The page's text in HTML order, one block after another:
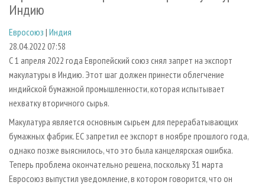
ЛЕСОПИЛЕНИЕ
СУШКА ДРЕВЕСИНЫ
ПРОИЗВОДСТВО ДРЕВЕСНЫХ ПЛИТ
ДЕРЕВЯННОЕ ДОМОСТРОЕНИЕ
ПРОИЗВОДСТВО МЕБЕЛИ
БИОЭНЕРГЕТИКА
ЦБП
ИНСТРУМЕНТ И МАТЕРИАЛЫ
НОВОСТИ ЖУРНАЛА
ПРЕДПРИЯТИЯ ЛПК
ПЕРСОНЫ
МОБИЛЬНЫЕ ВЫСТАВКИ
ОФИЦИАЛЬНЫЕ ДЕЛЕГАЦИИ
ПРИОРИТЕТНЫЕ ИНВЕСТПРОЕКТЫ
RUSSIAN FORESTRY REVIEW
ГАЗЕТА ЛЕСПРОМФОРУМ
БИБЛИОТЕКА СПЕЦИАЛИСТА
АРХИВ ЖУРНАЛОВ
О ЖУРНАЛЕ
ПОДПИСКА
КОНТАКТЫ
РЕКЛАМОДАТЕЛЯМ
РЕКЛАМА
РЕКЛАМА НА САЙТЕ
Индию
Евросоюз | Индия
28.04.2022 07:58
С 1 апреля 2022 года Европейский союз снял запрет на экспорт
макулатуры в Индию. Этот шаг должен принести облегчение
индийской бумажной промышленности, которая испытывает
нехватку вторичного сырья.
Макулатура является основным сырьем для перерабатывающих
бумажных фабрик. ЕС запретил ее экспорт в ноябре прошлого года,
однако позже выяснилось, что это была канцелярская ошибка.
Теперь проблема окончательно решена, поскольку 31 марта
Евросоюз выпустил уведомление, в котором говорится, что он